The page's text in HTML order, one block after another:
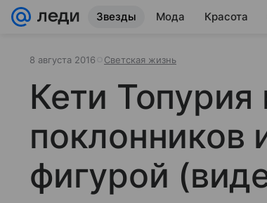
Звезды Мода Красота
8 августа 2016 Светская жизнь
Кети Топурия
поклонников
фигурой